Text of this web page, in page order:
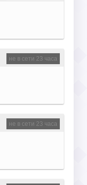
не в сети 23 часа
не в сети 23 часа